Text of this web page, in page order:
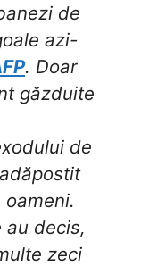
de
azi-
. Doar
găzduite
de
decis,
zeci